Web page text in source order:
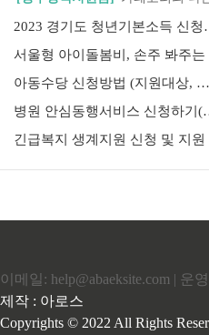
2023 경
아동수당 신청방법 (지원대상, 지원내용)
병원 안심
이메일: help@abaeksite.com | 운
제작 : 아로스
Copyrights © 2022 All Rights